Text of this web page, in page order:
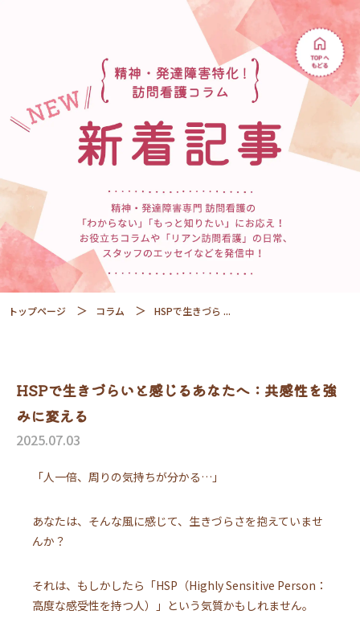
トップページ コラム HSPで生きづら ...
HSPで生きづらいと感じるあなたへ：共感性を強
みに変える
2025.07.03
「人一倍、周りの気持ちが分かる…」
あなたは、そんな風に感じて、生きづらさを抱えていませ
んか？
それは、もしかしたら「HSP（Highly Sensitive Person：
高度な感受性を持つ人）」という気質かもしれません。